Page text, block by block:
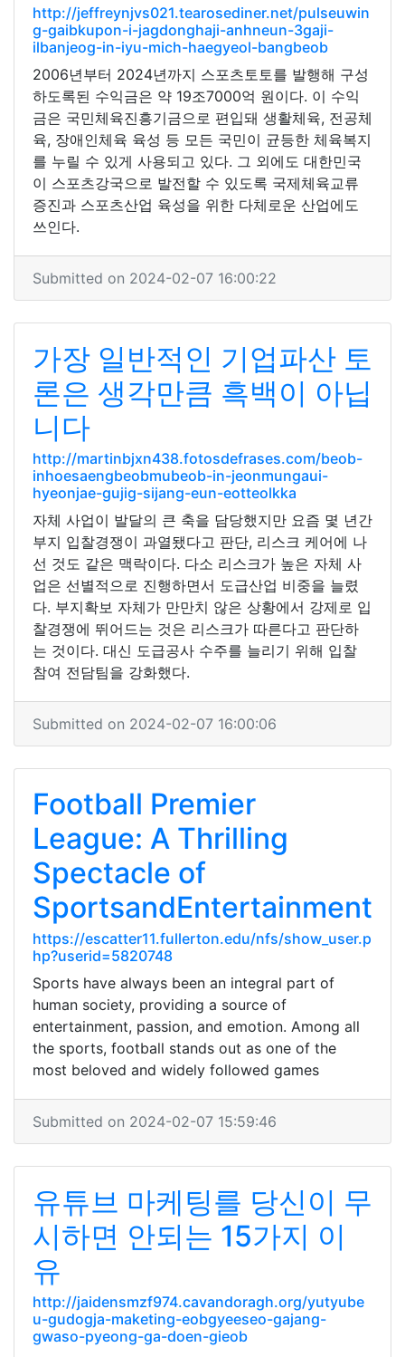
http://jeffreynjvs021.tearosediner.net/pulseuwin
g-gaibkupon-i-jagdonghaji-anhneun-3gaji-
ilbanjeog-in-iyu-mich-haegyeol-bangbeob
2006년부터 2024년까지 스포츠토토를 발행해 구성
하도록된 수익금은 약 19조7000억 원이다. 이 수익
금은 국민체육진흥기금으로 편입돼 생활체육, 전공체
육, 장애인체육 육성 등 모든 국민이 균등한 체육복지
를 누릴 수 있게 사용되고 있다. 그 외에도 대한민국
이 스포츠강국으로 발전할 수 있도록 국제체육교류
증진과 스포츠산업 육성을 위한 다체로운 산업에도
쓰인다.
Submitted on 2024-02-07 16:00:22
가장 일반적인 기업파산 토
론은 생각만큼 흑백이 아닙
니다
http://martinbjxn438.fotosdefrases.com/beob-
inhoesaengbeobmubeob-in-jeonmungaui-
hyeonjae-gujig-sijang-eun-eotteolkka
자체 사업이 발달의 큰 축을 담당했지만 요즘 몇 년간
부지 입찰경쟁이 과열됐다고 판단, 리스크 케어에 나
선 것도 같은 맥락이다. 다소 리스크가 높은 자체 사
업은 선별적으로 진행하면서 도급산업 비중을 늘렸
다. 부지확보 자체가 만만치 않은 상황에서 강제로 입
찰경쟁에 뛰어드는 것은 리스크가 따른다고 판단하
는 것이다. 대신 도급공사 수주를 늘리기 위해 입찰
참여 전담팀을 강화했다.
Submitted on 2024-02-07 16:00:06
Football Premier
League: A Thrilling
Spectacle of
SportsandEntertainment
https://escatter11.fullerton.edu/nfs/show_user.p
hp?userid=5820748
Sports have always been an integral part of
human society, providing a source of
entertainment, passion, and emotion. Among all
the sports, football stands out as one of the
most beloved and widely followed games
Submitted on 2024-02-07 15:59:46
유튜브 마케팅를 당신이 무
시하면 안되는 15가지 이
유
http://jaidensmzf974.cavandoragh.org/yutyube
u-gudogja-maketing-eobgyeeseo-gajang-
gwaso-pyeong-ga-doen-gieob